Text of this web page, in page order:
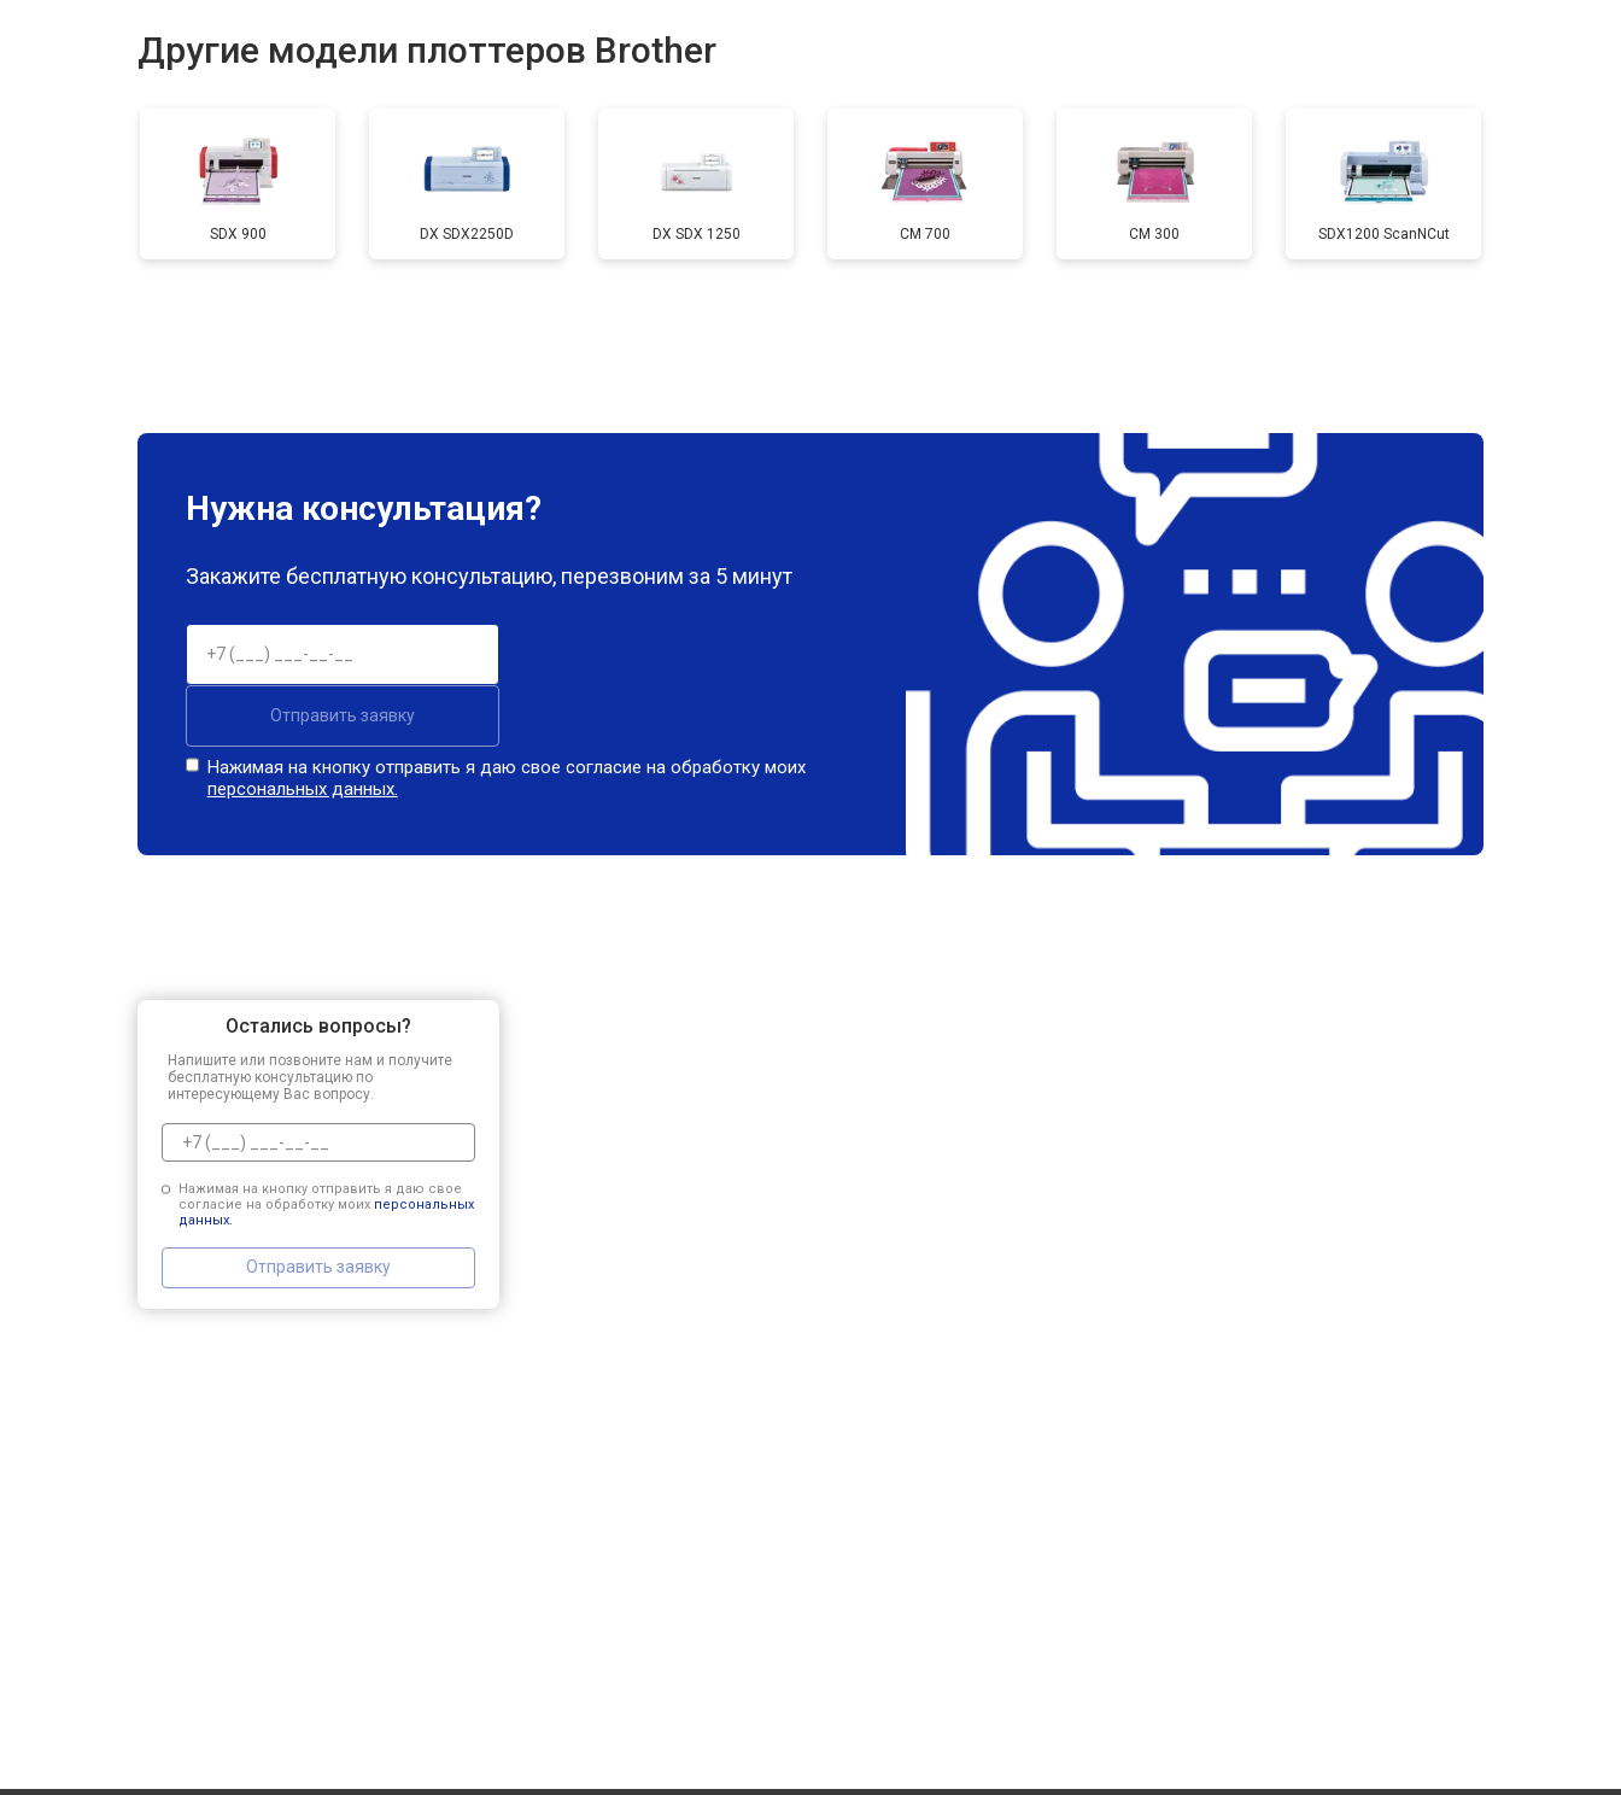
Промывка печатающей головки от 110 мин от 3900 ₽ Заказать
Другие модели плоттеров Brother
SDX 900 DX SDX2250D DX SDX 1250 CM 700 CM 300 SDX1200 ScanNCut
Нужна консультация?
Закажите бесплатную консультацию, перезвоним за 5 минут
Отправить заявку
Нажимая на кнопку отправить я даю свое согласие на обработку моих
персональных данных.
Остались вопросы?
Напишите или позвоните нам и получите
бесплатную консультацию по
интересующему Вас вопросу.
Нажимая на кнопку отправить я даю свое
согласие на обработку моих персональных
данных.
Отправить заявку